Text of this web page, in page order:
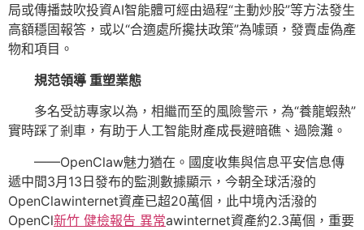
局或傳播鼓吹投資AI智能體可經由過程“主動炒股”等方法發生
高額穩固報答，或以“合適處所攙扶政策”為噱頭，發賣虛偽產
物和項目。
規范領導 重塑業態
多名受訪專家以為，相繼而至的風險警示，為“養龍蝦熱”
實時踩了剎車，有助于人工智能財產成長避暗礁、過險灘。
——OpenClaw魅力猶在。國度收集與信息平安信息傳
遞中間3月13日發布的監測數據顯示，今朝全球活潑的
OpenClawinternet資產已超20萬個，此中境內活潑的
OpenCl新竹 健檢報告 異常awinternet資產約2.3萬個，重要